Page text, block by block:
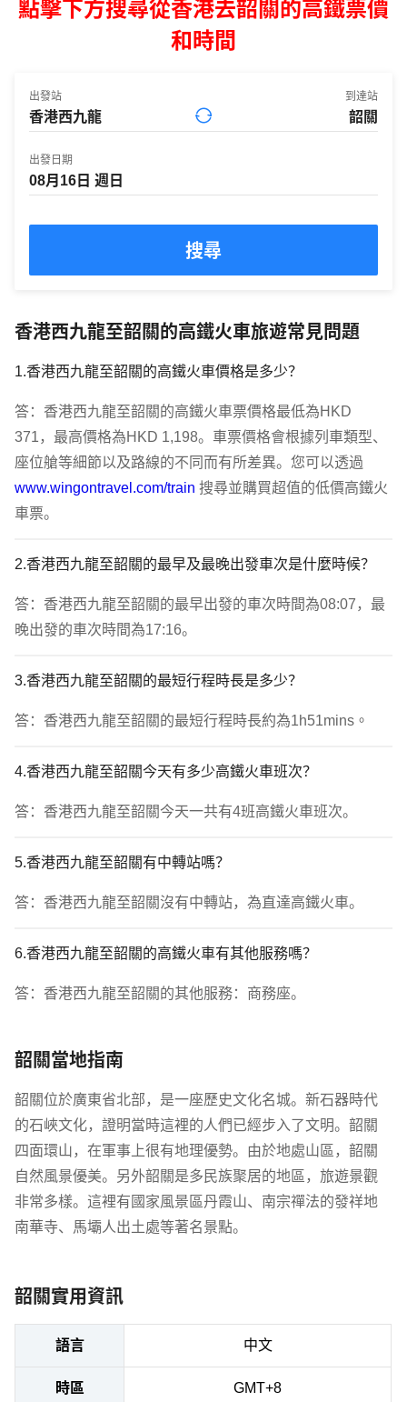
點擊下方搜尋從香港去韶關的高鐵票價
和時間
出發站 到達站
出發日期
搜尋
香港西九龍至韶關的高鐵火車旅遊常見問題
1.香港西九龍至韶關的高鐵火車價格是多少？
答：香港西九龍至韶關的高鐵火車票價格最低為HKD
371，最高價格為HKD 1,198。車票價格會根據列車類型、
www.wingontravel.com/train 搜尋並購買超值的低價高鐵火
車票。
2.香港西九龍至韶關的最早及最晚出發車次是什麼時候？
答：香港西九龍至韶關的最早出發的車次時間為08:07，最
晚出發的車次時間為17:16。
3.香港西九龍至韶關的最短行程時長是多少？
答：香港西九龍至韶關的最短行程時長約為1h51mins。
4.香港西九龍至韶關今天有多少高鐵火車班次？
答：香港西九龍至韶關今天一共有4班高鐵火車班次。
5.香港西九龍至韶關有中轉站嗎？
答：香港西九龍至韶關沒有中轉站，為直達高鐵火車。
6.香港西九龍至韶關的高鐵火車有其他服務嗎？
答：香港西九龍至韶關的其他服務：商務座。
韶關當地指南
韶關位於廣東省北部，是一座歷史文化名城。新石器時代
的石峽文化，證明當時這裡的人們已經步入了文明。韶關
四面環山，在軍事上很有地理優勢。由於地處山區，韶關
自然風景優美。另外韶關是多民族聚居的地區，旅遊景觀
非常多樣。這裡有國家風景區丹霞山、南宗禪法的發祥地
南華寺、馬壩人出土處等著名景點。
韶關實用資訊
語言 中文
時區 GMT+8